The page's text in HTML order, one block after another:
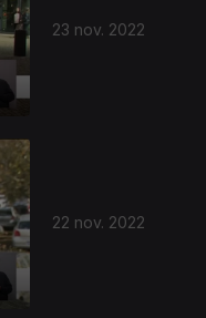
23 nov. 2022
22 nov. 2022